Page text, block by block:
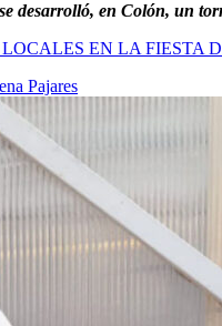
desarrolló, en Colón, un
EN LA FIESTA
Pajares